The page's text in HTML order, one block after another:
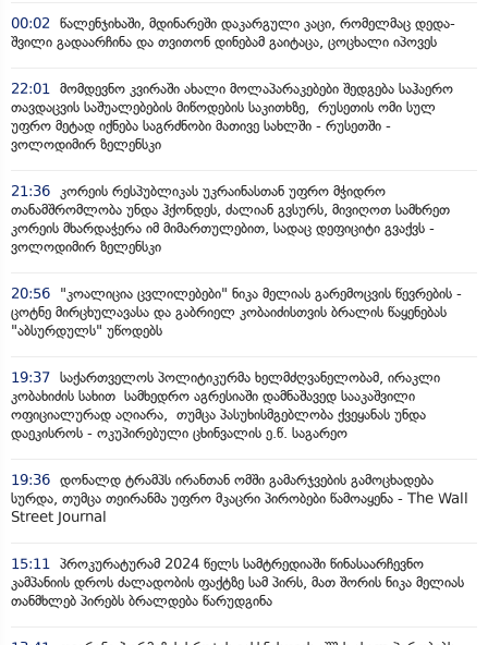
00:02 წალენჯიხაში, მდინარეში დაკარგული კაცი, რომელმაც დედა-
შვილი გადაარჩინა და თვითონ დინებამ გაიტაცა, ცოცხალი იპოვეს
22:01 მომდევნო კვირაში ახალი მოლაპარაკებები შედგება საჰაერო
თავდაცვის საშუალებების მიწოდების საკითხზე, რუსეთის ომი სულ
უფრო მეტად იქნება საგრძნობი მათივე სახლში - რუსეთში -
ვოლოდიმირ ზელენსკი
21:36 კორეის რესპუბლიკას უკრაინასთან უფრო მჭიდრო
თანამშრომლობა უნდა ჰქონდეს, ძალიან გვსურს, მივიღოთ სამხრეთ
კორეის მხარდაჭერა იმ მიმართულებით, სადაც დეფიციტი გვაქვს -
ვოლოდიმირ ზელენსკი
20:56
"კოალიცია ცვლილებები" ნიკა მელიას გარემოცვის წევრების -
ცოტნე მირცხულავასა და გაბრიელ კობაიძისთვის ბრალის წაყენებას
"აბსურდულს" უწოდებს
19:37 საქართველოს პოლიტიკურმა ხელმძღვანელობამ, ირაკლი
კობახიძის სახით სამხედრო აგრესიაში დამნაშავედ სააკაშვილი
ოფიციალურად აღიარა, თუმცა პასუხისმგებლობა ქვეყანას უნდა
დაეკისროს - ოკუპირებული ცხინვალის ე.წ. საგარეო
19:36 დონალდ ტრამპს ირანთან ომში გამარჯვების გამოცხადება
სურდა, თუმცა თეირანმა უფრო მკაცრი პირობები წამოაყენა - The Wall
Street Journal
15:11 პროკურატურამ 2024 წელს სამტრედიაში წინასაარჩევნო
კამპანიის დროს ძალადობის ფაქტზე სამ პირს, მათ შორის ნიკა მელიას
თანმხლებ პირებს ბრალდება წარუდგინა